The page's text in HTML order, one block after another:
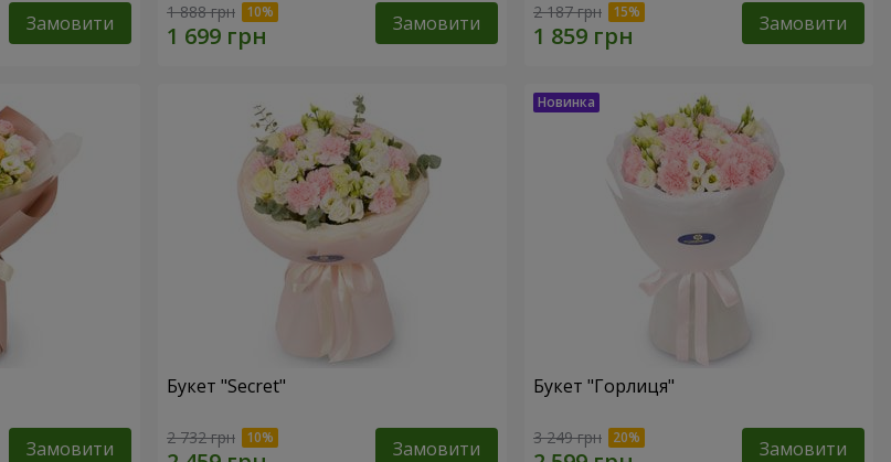
Замовити 1 888 грн Замовити 2 187 грн Замовити
Замовити
Букет "Secret"
2 732 грн Замовити
Букет "Горлиця"
3 249 грн Замовити